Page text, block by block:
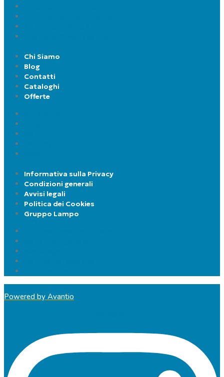
Chi Siamo
Blog
Contatti
Cataloghi
Offerte
Informativa sulla Privacy
Condizioni generali
Avvisi legali
Politica dei Cookies
Gruppo Lampo
Powered by Avantio